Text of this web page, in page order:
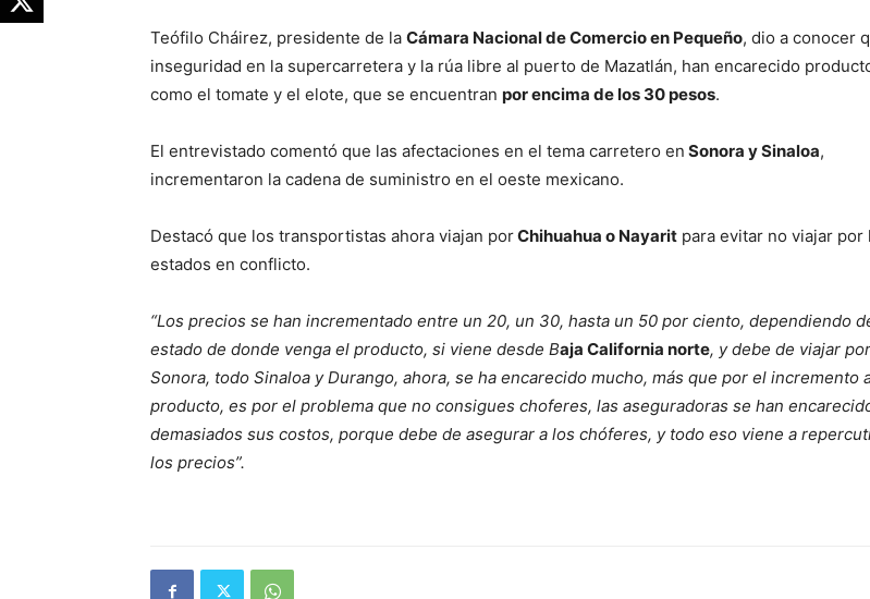
Teófilo Cháirez, presidente de la Cámara Nacional de Comercio en Pequeño, dio a conocer
inseguridad en la supercarretera y la rúa libre al puerto de Mazatlán, han encarecido
como el tomate y el elote, que se encuentran por encima de los 30 pesos.
El entrevistado comentó que las afectaciones en el tema carretero en Sonora y Sinaloa,
incrementaron la cadena de suministro en el oeste mexicano.
Destacó que los transportistas ahora viajan porChihuahua o Nayarit para evitar no viajar por
estados en conflicto.
“Los precios se han incrementado entre un 20, un 30, hasta un 50 por ciento, dependiendo
estado de donde venga el producto, si viene desde Baja California norte, y debe de viajar por
Sonora, todo Sinaloa y Durango, ahora, se ha encarecido mucho, más que por el incremento
producto, es por el problema que no consigues choferes, las aseguradoras se han
demasiados sus costos, porque debe de asegurar a los chóferes, y todo eso viene a
los precios”.